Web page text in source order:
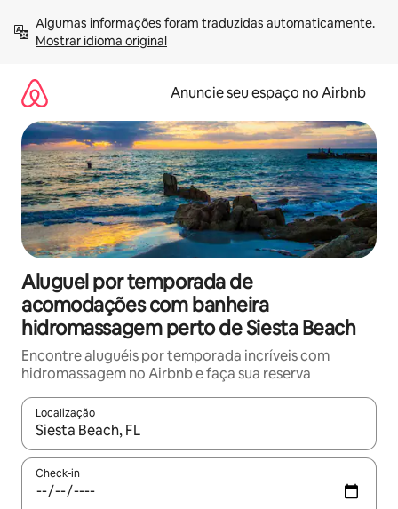
para
Mostrar idioma original
Anuncie seu espaço no Airbnb
Aluguel por temporada de
acomodações com banheira
hidromassagem perto de Siesta Beach
Encontre aluguéis por temporada incríveis com
hidromassagem no Airbnb e faça sua reserva
Localização
Quando os resultados estiverem disponíveis, explore-os
Check-in